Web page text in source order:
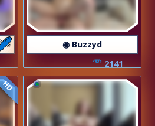
◉ Buzzyd
2141
HD